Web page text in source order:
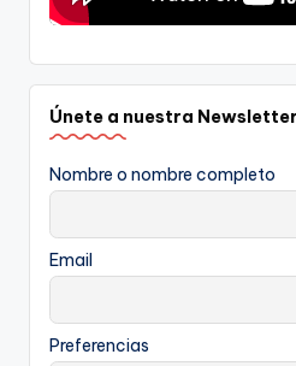
Únete a nuestra Newsletter
Nombre o nombre completo
Email
Preferencias